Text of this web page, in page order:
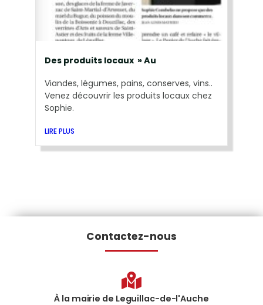
Des produits locaux » Au
Viandes, légumes, pains, conserves, vins..
Venez découvrir les produits locaux chez
Sophie.
LIRE PLUS
Contactez-nous
À la mairie de Leguillac-de-l'Auche